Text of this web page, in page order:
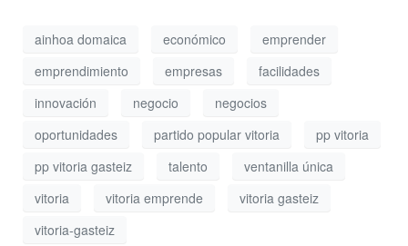
ainhoa domaica económico
emprender
emprendimiento
empresas
facilidades
innovación
negocio
negocios
oportunidades
partido popular vitoria
pp vitoria
pp vitoria gasteiz
talento
ventanilla única
vitoria
vitoria emprende
vitoria gasteiz
vitoria-gasteiz